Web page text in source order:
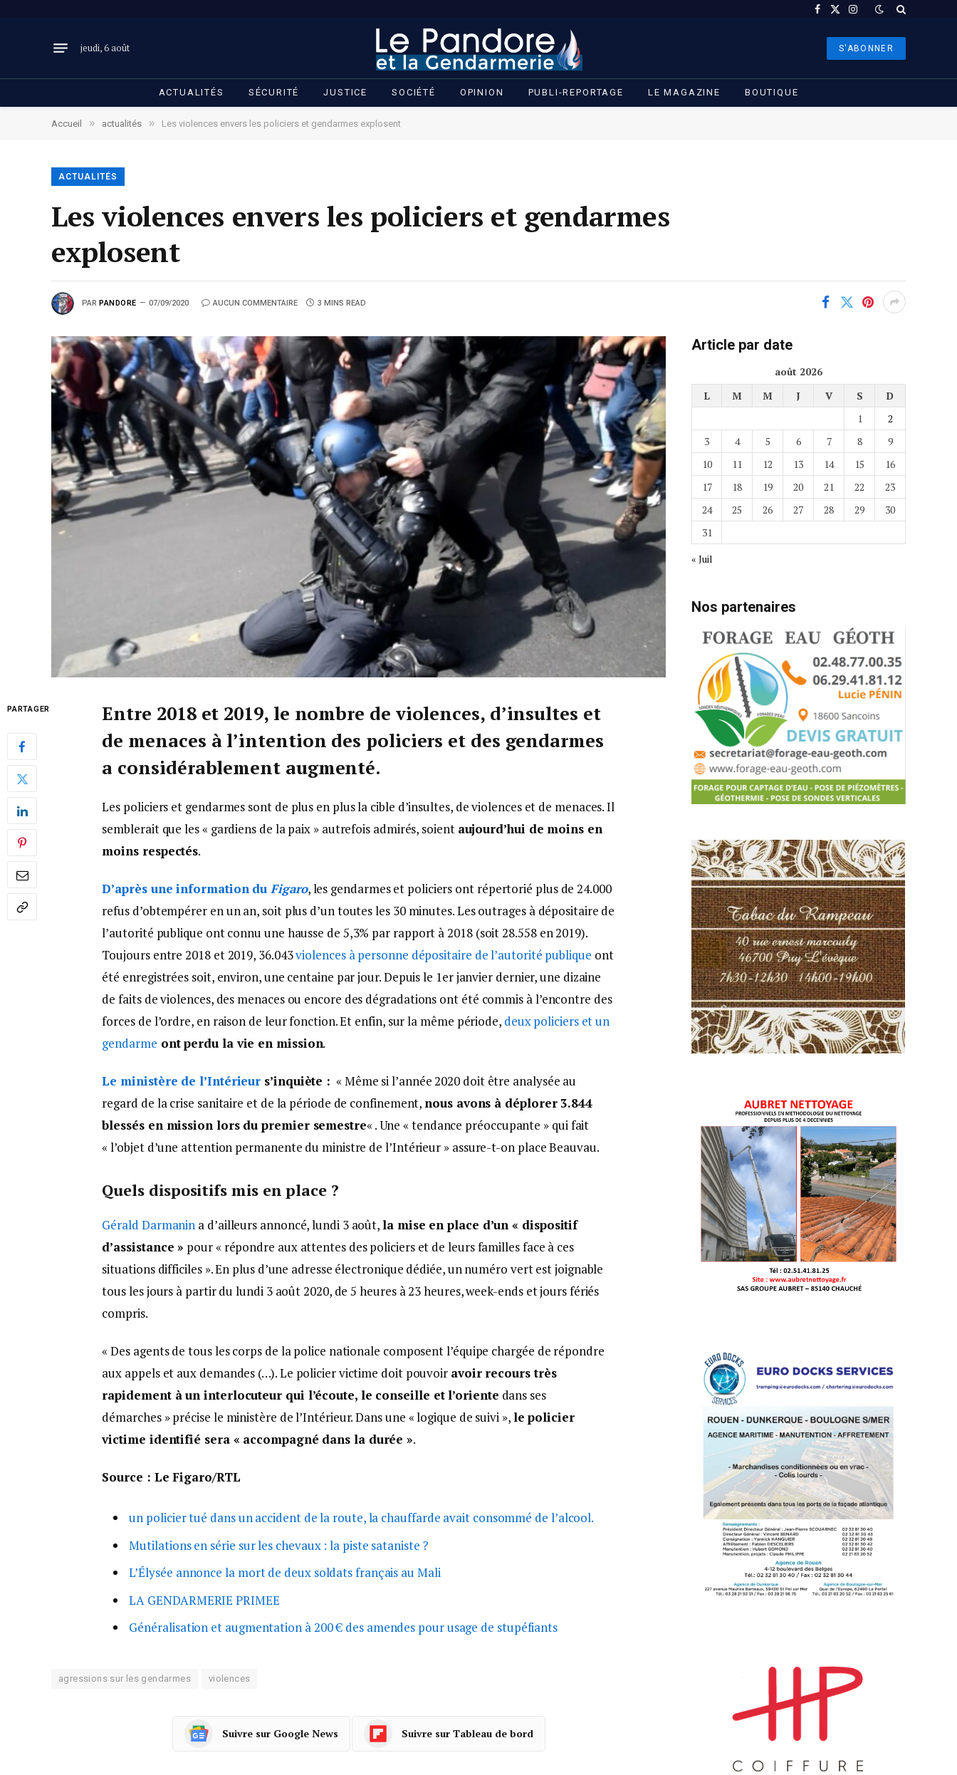
Facebook
X
Instagram
jeudi, 6 août S'ABONNER
ACTUALITÉS SÉCURITÉ JUSTICE SOCIÉTÉ OPINION PUBLI-REPORTAGE LE MAGAZINE BOUTIQUE
Accueil » actualités » Les violences envers les policiers et gendarmes explosent
ACTUALITÉS
Les violences envers les policiers et gendarmes
explosent
PAR PANDORE 07/09/2020 AUCUN COMMENTAIRE 3 MINS READ
PARTAGER
Entre 2018 et 2019, le nombre de violences, d’insultes et
de menaces à l’intention des policiers et des gendarmes
a considérablement augmenté.
Les policiers et gendarmes sont de plus en plus la cible d’insultes, de violences et de menaces. Il
semblerait que les « gardiens de la paix » autrefois admirés, soient aujourd’hui de moins en
moins respectés.
D’après une information duFigaro, les gendarmes et policiers ont répertorié plus de 24.000
refus d’obtempérer en un an, soit plus d’un toutes les 30 minutes. Les outrages à dépositaire de
l’autorité publique ont connu une hausse de 5,3% par rapport à 2018 (soit 28.558 en 2019).
Toujours entre 2018 et 2019, 36.043violences à personne dépositaire de l’autorité publique ont
été enregistrées soit, environ, une centaine par jour. Depuis le 1er janvier dernier, une dizaine
de faits de violences, des menaces ou encore des dégradations ont été commis à l’encontre des
forces de l’ordre, en raison de leur fonction. Et enfin, sur la même période, deux policiers et un
gendarme ont perdu la vie en mission.
Le ministère de l’Intérieur s’inquiète : « Même si l’année 2020 doit être analysée au
regard de la crise sanitaire et de la période de confinement, nous avons à déplorer 3.844
blessés en mission lors du premier semestre« . Une « tendance préoccupante » qui fait
« l’objet d’une attention permanente du ministre de l’Intérieur » assure-t-on place Beauvau.
Quels dispositifs mis en place ?
Gérald Darmanin a d’ailleurs annoncé, lundi 3 août,la mise en place d’un « dispositif
d’assistance » pour « répondre aux attentes des policiers et de leurs familles face à ces
situations difficiles ». En plus d’une adresse électronique dédiée, un numéro vert est joignable
tous les jours à partir du lundi 3 août 2020, de 5 heures à 23 heures, week-ends et jours fériés
compris.
« Des agents de tous les corps de la police nationale composent l’équipe chargée de répondre
aux appels et aux demandes (…). Le policier victime doit pouvoir avoir recours très
rapidement à un interlocuteur qui l’écoute, le conseille et l’oriente dans ses
démarches » précise le ministère de l’Intérieur. Dans une « logique de suivi »,le policier
victime identifié sera « accompagné dans la durée ».
Source : Le Figaro/RTL
un policier tué dans un accident de la route, la chauffarde avait consommé de l’alcool.
Mutilations en série sur les chevaux : la piste sataniste ?
L’Élysée annonce la mort de deux soldats français au Mali
LA GENDARMERIE PRIMEE
Généralisation et augmentation à 200 € des amendes pour usage de stupéfiants
agressions sur les gendarmes violences
Suivre sur Google News Suivre sur Tableau de bord
Article par date
août 2026
L
M M J V S
D
1
2
3
4 5 6 7 8
9
10
11 12 13 14 15
16
17
18 19 20 21 22
23
24
25 26 27 28 29
30
31
« Juil
Nos partenaires